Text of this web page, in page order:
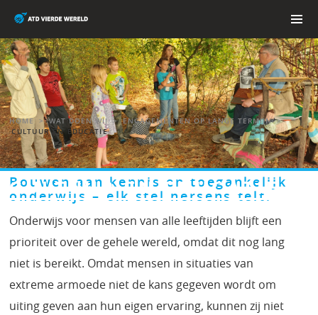
content
MENU
CULTUUR EN EDUCATIE
HOME > WAT DOEN WIJ > ENGAGEMENTEN OP LANGE TERMIJN >
CULTUUR EN EDUCATIE
Bouwen aan kennis en toegankelijk
onderwijs – elk stel hersens telt.
Onderwijs voor mensen van alle leeftijden blijft een
prioriteit over de gehele wereld, omdat dit nog lang
niet is bereikt. Omdat mensen in situaties van
extreme armoede niet de kans gegeven wordt om
uiting geven aan hun eigen ervaring, kunnen zij niet